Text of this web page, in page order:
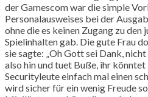
der Gamescom war die simple
Personalausweises bei der
ohne die es keinen Zugang zu
Spielinhalten gab. Die gute Frau
sie sagte: „Oh Gott sei Dank,
also hin und tuet Buße, ihr
Securityleute einfach mal einen
wird sicher für ein wenig Freude